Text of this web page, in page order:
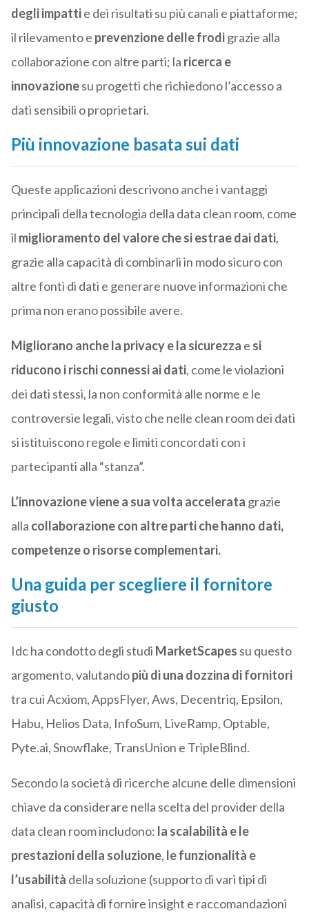
degli impattie dei risultati su più canali e piattaforme;
il rilevamento e prevenzione delle frodigrazie alla
collaborazione con altre parti; la ricerca e
innovazionesu progetti che richiedono l’accesso a
dati sensibili o proprietari.
Più innovazione basata sui dati
Queste applicazioni descrivono anche i vantaggi
principali della tecnologia della data clean room, come
il miglioramento del valore che si estrae dai dati,
grazie alla capacità di combinarli in modo sicuro con
altre fonti di dati e generare nuove informazioni che
prima non erano possibile avere.
Migliorano anche la privacy e la sicurezza e si
riducono i rischi connessi ai dati, come le violazioni
dei dati stessi, la non conformità alle norme e le
controversie legali, visto che nelle clean room dei dati
si istituiscono regole e limiti concordati con i
partecipanti alla “stanza”.
L’innovazione viene a sua volta accelerata grazie
alla collaborazione con altre parti che hanno dati,
competenze o risorse complementari.
Una guida per scegliere il fornitore
giusto
Idc ha condotto degli studi MarketScapes su questo
argomento, valutandopiù di una dozzina di fornitori
tra cui Acxiom, AppsFlyer, Aws, Decentriq, Epsilon,
Habu, Helios Data, InfoSum, LiveRamp, Optable,
Pyte.ai, Snowflake, TransUnion e TripleBlind.
Secondo la società di ricerche alcune delle dimensioni
chiave da considerare nella scelta del provider della
data clean room includono: la scalabilità e le
prestazioni della soluzione, le funzionalità e
l’usabilità della soluzione (supporto di vari tipi di
analisi, capacità di fornire insight e raccomandazioni